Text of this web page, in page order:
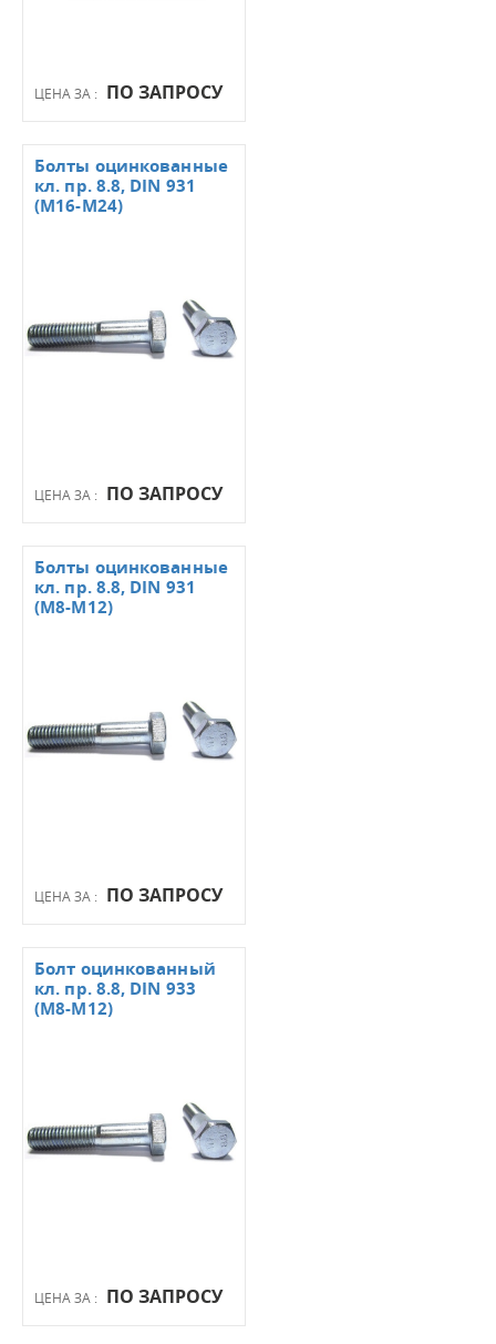
ЦЕНА ЗА : ПО ЗАПРОСУ
ЦЕНА ЗА : ПО ЗАПРОСУ
Болты оцинкованные
кл. пр. 8.8, DIN 931
(М16-М24)
ЦЕНА ЗА : ПО ЗАПРОСУ
Болты оцинкованные
кл. пр. 8.8, DIN 931
(М8-М12)
ЦЕНА ЗА : ПО ЗАПРОСУ
Болт оцинкованный
кл. пр. 8.8, DIN 933
(М8-М12)